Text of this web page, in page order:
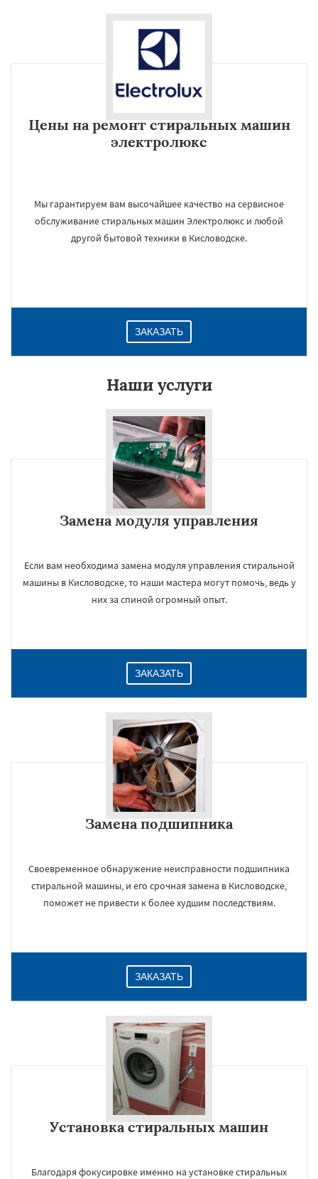
Цены на ремонт стиральных машин
электролюкс
Мы гарантируем вам высочайшее качество на сервисное
обслуживание стиральных машин Электролюкс и любой
другой бытовой техники в Кисловодске.
ЗАКАЗАТЬ
Наши услуги
Замена модуля управления
Если вам необходима замена модуля управления стиральной
машины в Кисловодске, то наши мастера могут помочь, ведь у
них за спиной огромный опыт.
ЗАКАЗАТЬ
Замена подшипника
Своевременное обнаружение неисправности подшипника
стиральной машины, и его срочная замена в Кисловодске,
поможет не привести к более худшим последствиям.
ЗАКАЗАТЬ
Установка стиральных машин
Благодаря фокусировке именно на установке стиральных
Даю согласие на обработку персональных данных